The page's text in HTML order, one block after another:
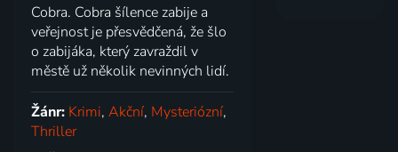
Cobra. Cobra šílence zabije a
veřejnost je přesvědčená, že šlo
o zabijáka, který zavraždil v
městě už několik nevinných lidí.
Žánr: Krimi,Akční, Mysteriózní,
Thriller